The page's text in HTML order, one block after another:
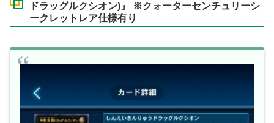
ドラッグルクシオン)』 ※クォーターセンチュリーシ
ークレットレア仕様有り